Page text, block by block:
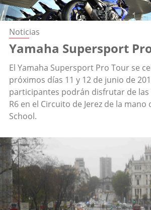
Noticias
Yamaha Supersport
El Yamaha Supersport Pro Tour se
próximos días 11 y 12 de junio de
participantes podrán disfrutar de las
R6 en el Circuito de Jerez de la mano
School.